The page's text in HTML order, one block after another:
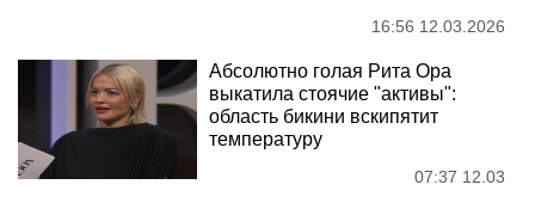
16:56 12.03.2026
Абсолютно голая Рита Ора
выкатила стоячие "активы":
область бикини вскипятит
температуру
07:37 12.03